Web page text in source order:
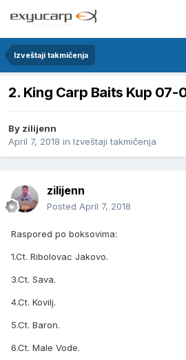
Izveštaji takmičenja
2. King Carp Baits Kup 07-
By zilijenn
April 7, 2018 in Izveštaji takmičenja
zilijenn
Posted April 7, 2018
Raspored po boksovima:
1.Ct. Ribolovac Jakovo.
3.Ct. Sava.
4.Ct. Kovilj.
5.Ct. Baron.
6.Ct. Male Vode.